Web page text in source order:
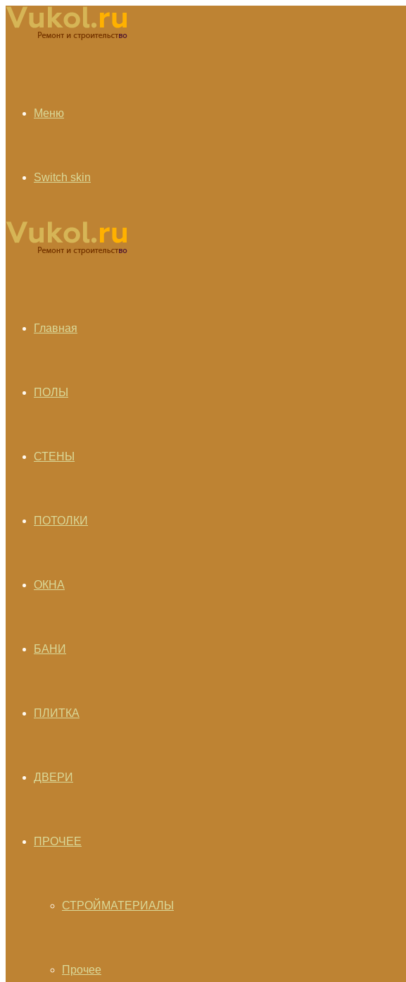
Меню
Switch skin
Главная
ПОЛЫ
СТЕНЫ
ПОТОЛКИ
ОКНА
БАНИ
ПЛИТКА
ДВЕРИ
ПРОЧЕЕ
СТРОЙМАТЕРИАЛЫ
Прочее